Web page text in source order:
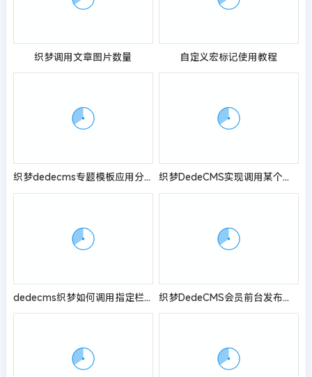
织梦调用文章图片数量 自定义宏标记使用教程
织梦dedecms专题模板应用分析及使用案例 织梦DedeCMS实现调用某个时间段的文章
dedecms织梦如何调用指定栏目名称和链接地址 织梦DedeCMS会员前台发布文章时上传附件类型的问题